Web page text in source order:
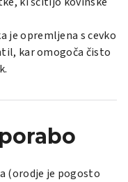
je opremljena s cevko
kar omogoča čisto
(orodje je pogosto